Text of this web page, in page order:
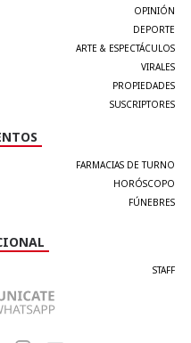
OPINIÓN
DEPORTE
ARTE & ESPECTÁCULOS
VIRALES
PROPIEDADES
SUSCRIPTORES
FARMACIAS DE TURNO
HORÓSCOPO
FÚNEBRES
STAFF